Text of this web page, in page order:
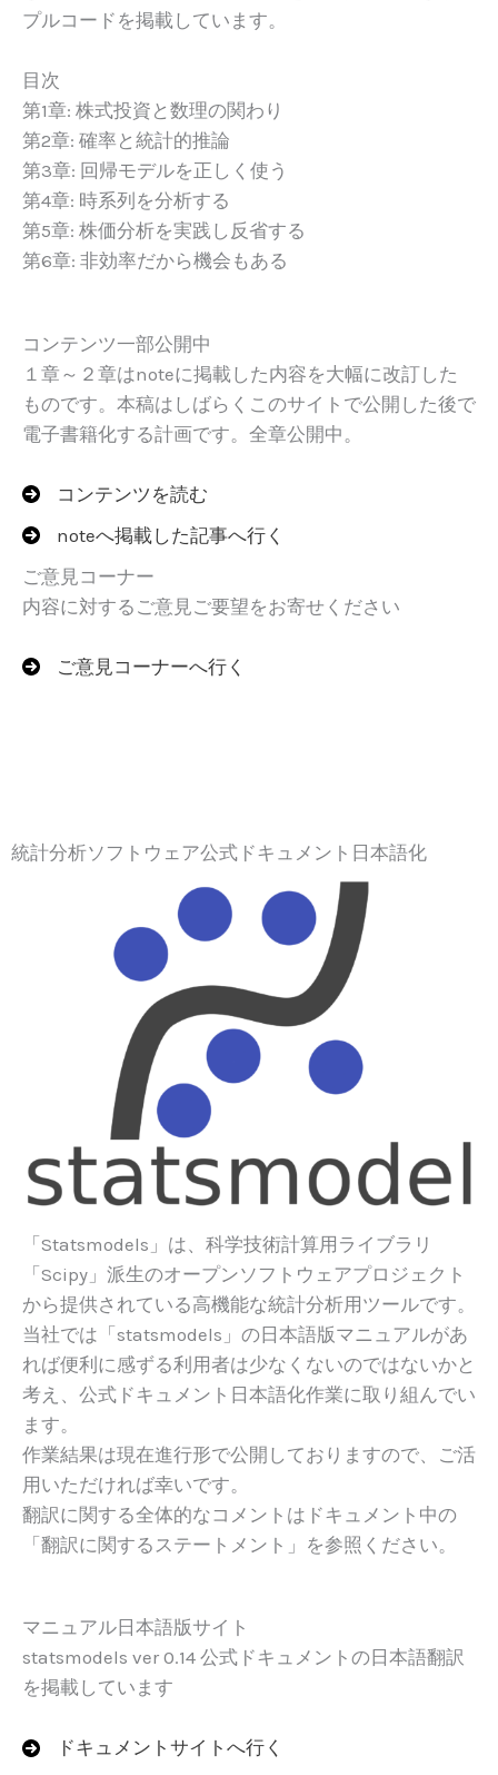
プルコードを掲載しています。
目次
第1章: 株式投資と数理の関わり
第2章: 確率と統計的推論
第3章: 回帰モデルを正しく使う
第4章: 時系列を分析する
第5章: 株価分析を実践し反省する
第6章: 非効率だから機会もある
コンテンツ一部公開中
１章～２章はnoteに掲載した内容を大幅に改訂した
ものです。本稿はしばらくこのサイトで公開した後で
電子書籍化する計画です。全章公開中。
コンテンツを読む
noteへ掲載した記事へ行く
ご意見コーナー
内容に対するご意見ご要望をお寄せください
ご意見コーナーへ行く
統計分析ソフトウェア公式ドキュメント日本語化
「Statsmodels」は、科学技術計算用ライブラリ
「Scipy」派生のオープンソフトウェアプロジェクト
から提供されている高機能な統計分析用ツールです。
当社では「statsmodels」の日本語版マニュアルがあ
れば便利に感ずる利用者は少なくないのではないかと
考え、公式ドキュメント日本語化作業に取り組んでい
ます。
作業結果は現在進行形で公開しておりますので、ご活
用いただければ幸いです。
翻訳に関する全体的なコメントはドキュメント中の
「翻訳に関するステートメント」を参照ください。
マニュアル日本語版サイト
statsmodels ver 0.14 公式ドキュメントの日本語翻訳
を掲載しています
ドキュメントサイトへ行く